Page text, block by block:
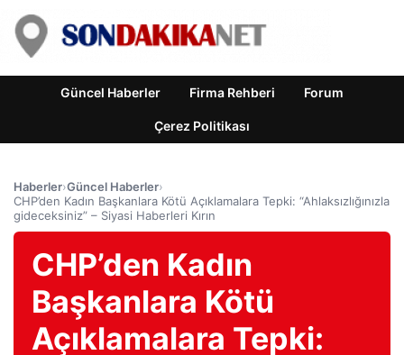
Güncel Haberler Firma Rehberi Forum
Çerez Politikası
Haberler›Güncel Haberler›
CHP’den Kadın Başkanlara Kötü Açıklamalara Tepki: “Ahlaksızlığınızla
gideceksiniz” – Siyasi Haberleri Kırın
CHP’den Kadın
Başkanlara Kötü
Açıklamalara Tepki: